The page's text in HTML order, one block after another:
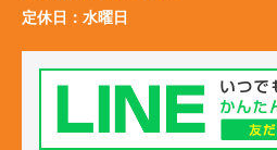
定休日： 水曜日